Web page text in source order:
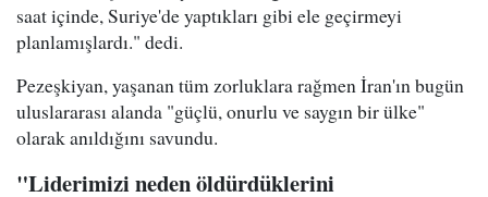
saat içinde, Suriye'de yaptıkları gibi ele geçirmeyi
planlamışlardı." dedi.
Pezeşkiyan, yaşanan tüm zorluklara rağmen İran'ın bugün
uluslararası alanda "güçlü, onurlu ve saygın bir ülke"
olarak anıldığını savundu.
"Liderimizi neden öldürdüklerini